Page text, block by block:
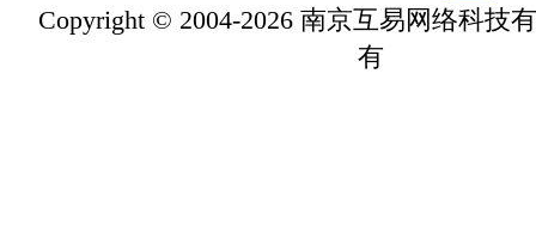
Copyright © 2004-2026 南京互易网络科技
有